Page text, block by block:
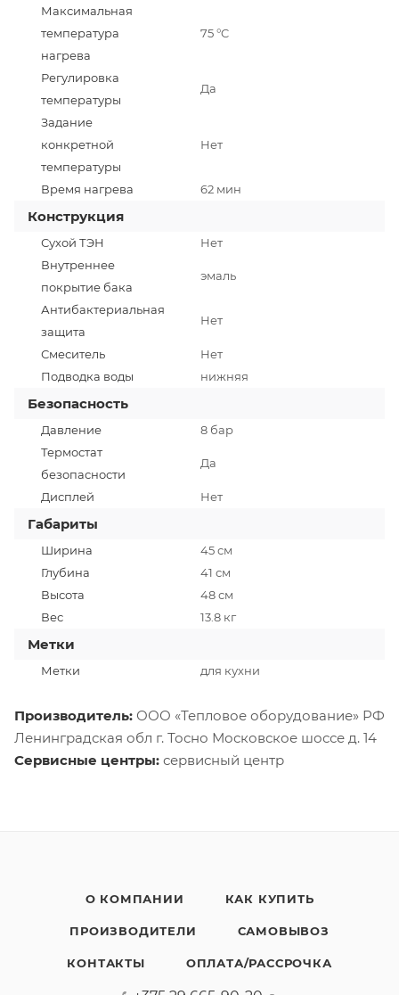
Максимальная
температура
нагрева
75 °C
Регулировка
температуры
Да
Задание
конкретной
температуры
Нет
Время нагрева 62 мин
Конструкция
Сухой ТЭН
Нет
Внутреннее
покрытие бака
эмаль
Антибактериальная
защита
Нет
Смеситель
Нет
Подводка воды
нижняя
Безопасность
Давление
8 бар
Термостат
безопасности
Да
Дисплей Нет
Габариты
Ширина
45 см
Глубина
41 см
Высота
48 см
Вес
13.8 кг
Метки
Метки для кухни
Производитель: ООО «Тепловое оборудование» РФ
Ленинградская обл г. Тосно Московское шоссе д. 14
Сервисные центры: сервисный центр
О КОМПАНИИ КАК КУПИТЬ
ПРОИЗВОДИТЕЛИ САМОВЫВОЗ
КОНТАКТЫ ОПЛАТА/РАССРОЧКА